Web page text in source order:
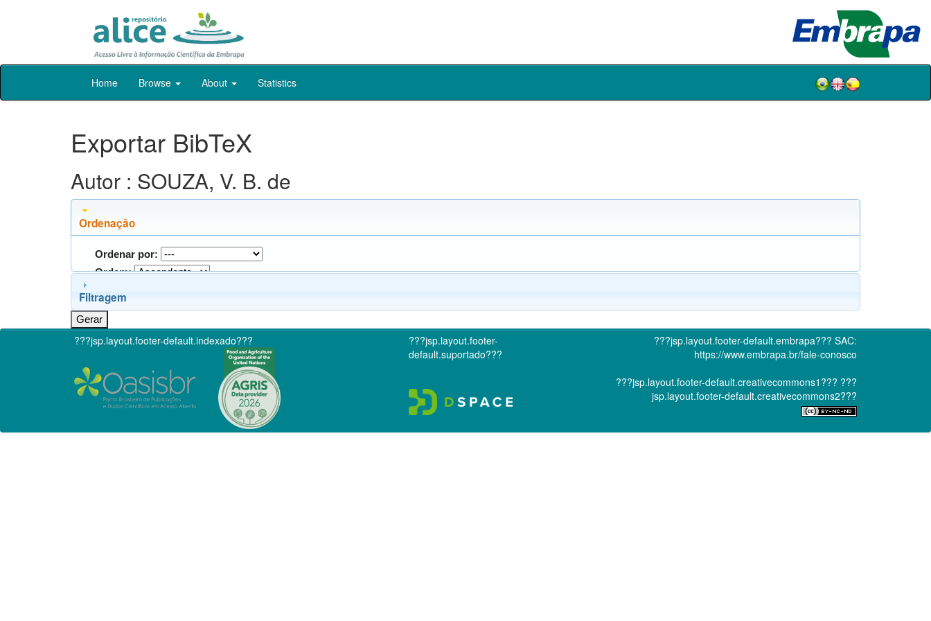
Skip
Home Browse About Statistics
Exportar BibTeX
Autor : SOUZA, V. B. de
Ordenação
Ordenar por:
Ordem:
Filtragem
???jsp.layout.footer-default.indexado???
???jsp.layout.footer-
default.suportado???
???jsp.layout.footer-default.embrapa??? SAC:
https://www.embrapa.br/fale-conosco
???jsp.layout.footer-default.creativecommons1??? ???
jsp.layout.footer-default.creativecommons2???